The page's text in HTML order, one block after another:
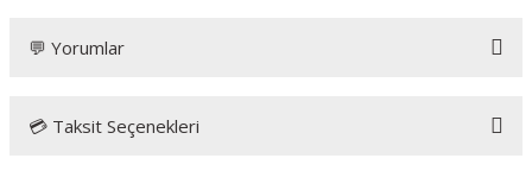
💬 Yorumlar
Bu ürüne ilk yorumu siz yapın!
💳 Taksit Seçenekleri